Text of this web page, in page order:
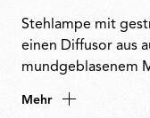
Stehlampe mit
einen Diffusor aus
mundgeblasenem
Sockel und Stange
Mehr